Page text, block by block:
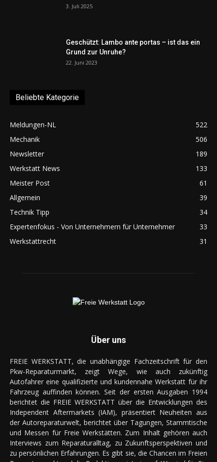
3. Juli 2025
Geschützt: Lambo ante portas – ist das ein
Grund zur Unruhe?
22. Juni 2023
Beliebte Kategorie
Meldungen-NL
522
Mechanik
506
Newsletter
189
Werkstatt News
133
Meister Post
61
Allgemein
39
Technik Tipp
34
Expertenfokus - Von Unternehmern für Unternehmer
33
Werkstattrecht
31
Über uns
FREIE WERKSTATT, die unabhängige Fachzeitschrift für den
Pkw-Reparaturmarkt, zeigt Wege, wie auch zukünftig
Autofahrer eine qualifizierte und kundennahe Werkstatt für ihr
Fahrzeug auffinden können. Seit der ersten Ausgaben 1994
berichtet die FREIE WERKSTATT über die Entwicklungen des
Independent Aftermarkets (IAM), präsentiert Neuheiten aus
der Autoreparaturwelt, berichtet über Tagungen, Stammtische
und Messen für Freie Werkstätten. Zum Inhalt gehören auch
Interviews zum Reparaturalltag, zu Zukunftsperspektiven und
zu persönlichen Erfahrungen. Es gibt sie, die Chancen im Freien